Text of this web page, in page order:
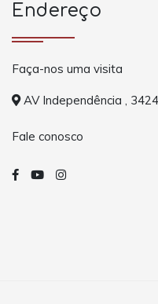
Endereço
Faça-nos uma visita
AV Independência ,
Fale conosco